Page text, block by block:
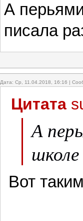
А
писала
Дата: Ср, 11.04.2018, 16:16 |
Цитата
А
Вот